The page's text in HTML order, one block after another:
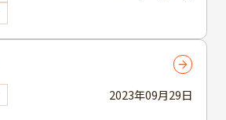
2023年09月29日